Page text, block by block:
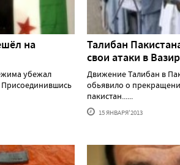
на
убежал
Талибан
свои атаки в
Движение Талибан в
обьявило о
пакистан......
15 ЯНВАРЯ'2013